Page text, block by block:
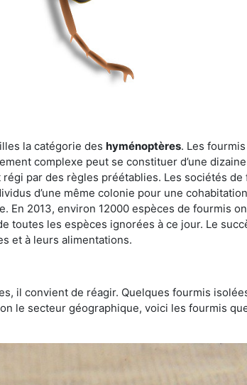
la catégorie des hyménoptères. Les
complexe peut se constituer d’une
par des règles préétablies. Les sociétés de
d’une même colonie pour une
En 2013, environ 12000 espèces de fourmis
toutes les espèces ignorées à ce jour. Le
et à leurs alimentations.
il convient de réagir. Quelques fourmis
le secteur géographique, voici les fourmis